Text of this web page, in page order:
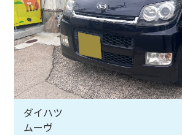
ダイハツ
ムーヴ